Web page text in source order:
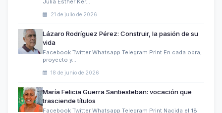
21 de julio de 2026
Lázaro Rodríguez Pérez: Construir, la pasión de su
vida
Facebook Twitter Whatsapp Telegram Print En cada obra,
proyecto y…
18 de junio de 2026
María Felicia Guerra Santiesteban: vocación que
trasciende títulos
Facebook Twitter Whatsapp Telegram Print Nacida el 18